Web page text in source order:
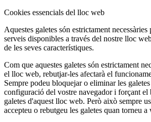
Cookies essencials del lloc web
Aquestes galetes són estrictament
serveis disponibles a través del nostre lloc
de les seves característiques.
Com que aquestes galetes són estrictament
el lloc web, rebutjar-les afectarà el
Sempre podeu bloquejar o eliminar les
configuració del vostre navegador i forçant el
galetes d'aquest lloc web. Però això sempre
accepteu o rebutgeu les galetes quan torneu